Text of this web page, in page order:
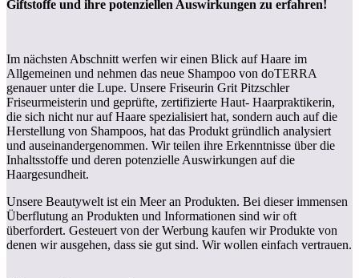
Giftstoffe und ihre potenziellen Auswirkungen zu erfahren!
Im nächsten Abschnitt werfen wir einen Blick auf Haare im
Allgemeinen und nehmen das neue Shampoo von doTERRA
genauer unter die Lupe. Unsere Friseurin Grit Pitzschler
Friseurmeisterin und geprüfte, zertifizierte Haut- Haarpraktikerin,
die sich nicht nur auf Haare spezialisiert hat, sondern auch auf die
Herstellung von Shampoos, hat das Produkt gründlich analysiert
und auseinandergenommen. Wir teilen ihre Erkenntnisse über die
Inhaltsstoffe und deren potenzielle Auswirkungen auf die
Haargesundheit.
Unsere Beautywelt ist ein Meer an Produkten. Bei dieser immensen
Überflutung an Produkten und Informationen sind wir oft
überfordert. Gesteuert von der Werbung kaufen wir Produkte von
denen wir ausgehen, dass sie gut sind. Wir wollen einfach vertrauen.